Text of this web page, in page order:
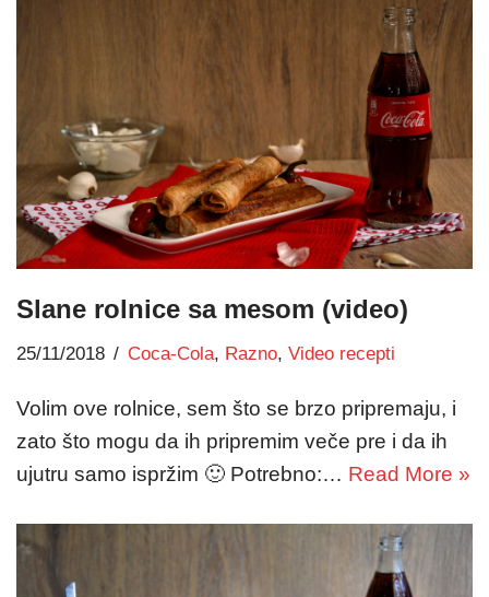
Slane rolnice sa mesom (video)
25/11/2018 Coca-Cola, Razno, Video recepti
Volim ove rolnice, sem što se brzo pripremaju, i
zato što mogu da ih pripremim veče pre i da ih
ujutru samo ispržim 🙂 Potrebno:… Read More »